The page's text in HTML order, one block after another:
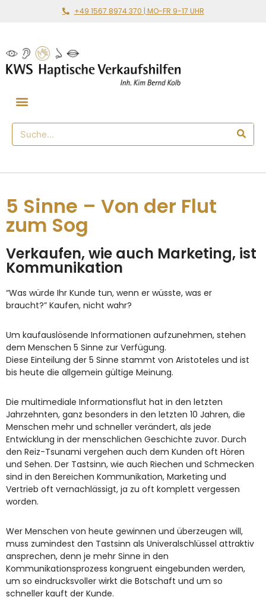
+49 1567 8974 370 | MO-FR 9-17 UHR
5 Sinne – Von der Flut
zum Sog
Verkaufen, wie auch Marketing, ist
Kommunikation
“Was würde Ihr Kunde tun, wenn er wüsste, was er
braucht?” Kaufen, nicht wahr?
Um kaufauslösende Informationen aufzunehmen, stehen
dem Menschen 5 Sinne zur Verfügung.
Diese Einteilung der 5 Sinne stammt von Aristoteles und ist
bis heute die allgemein gültige Meinung.
Die multimediale Informationsflut hat in den letzten
Jahrzehnten, ganz besonders in den letzten 10 Jahren, die
Menschen mehr und schneller verändert, als jede
Entwicklung in der menschlichen Geschichte zuvor. Durch
den Reiz-Tsunami vergehen auch dem Kunden oft Hören
und Sehen. Der Tastsinn, wie auch Riechen und Schmecken
sind in den Bereichen Kommunikation, Marketing und
Vertrieb oft vernachlässigt, ja zu oft komplett vergessen
worden.
Wer Menschen von heute gewinnen und überzeugen will,
muss zumindest den Tastsinn als Univeralschlüssel attraktiv
ansprechen, denn je mehr Sinne in den
Kommunikationsprozess kongruent eingebunden werden,
um so eindrucksvoller wirkt die Botschaft und um so
schneller kauft der Kunde.